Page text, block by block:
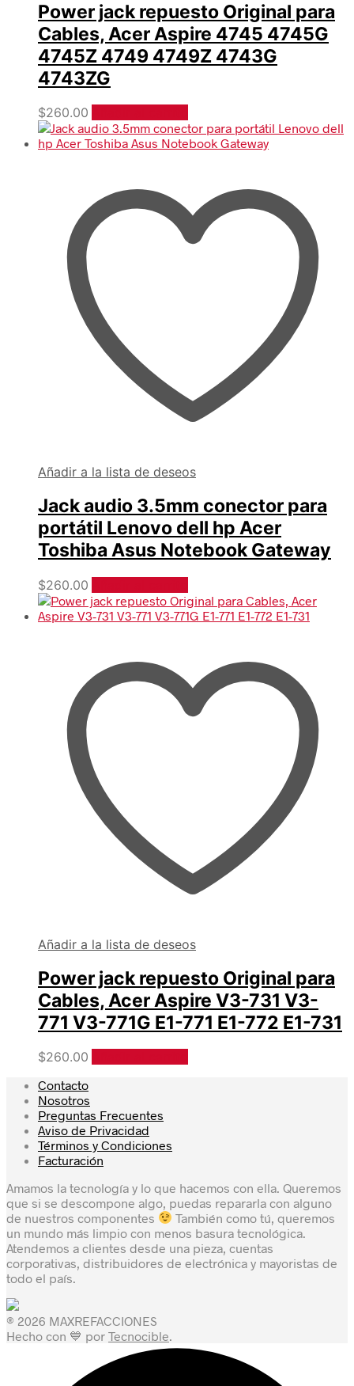
Power jack repuesto Original para
Cables, Acer Aspire 4745 4745G
4745Z 4749 4749Z 4743G
4743ZG
$260.00
Añadir a la lista de deseos
Jack audio 3.5mm conector para
portátil Lenovo dell hp Acer
Toshiba Asus Notebook Gateway
$260.00
Añadir a la lista de deseos
Power jack repuesto Original para
Cables, Acer Aspire V3-731 V3-
771 V3-771G E1-771 E1-772 E1-731
$260.00
Contacto
Nosotros
Preguntas Frecuentes
Aviso de Privacidad
Términos y Condiciones
Facturación
Amamos la tecnología y lo que hacemos con ella. Queremos
que si se descompone algo, puedas repararla con alguno
de nuestros componentes
También como tú, queremos
un mundo más limpio con menos basura tecnológica.
Atendemos a clientes desde una pieza, cuentas
corporativas, distribuidores de electrónica y mayoristas de
todo el país.
® 2026 MAXREFACCIONES
Hecho con 💙 por Tecnocible.